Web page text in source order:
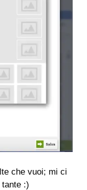
che vuoi; mi ci
:)